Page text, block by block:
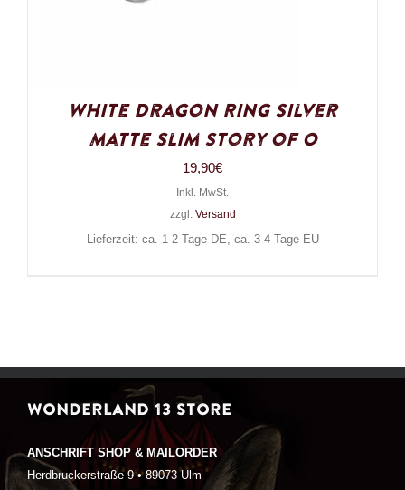
White Dragon Ring Silver
Matte Slim Story of O
19,90€
Inkl. MwSt.
zzgl. Versand
Lieferzeit: ca. 1-2 Tage DE, ca. 3-4 Tage EU
WONDERLAND 13 STORE
ANSCHRIFT SHOP & MAILORDER
Herdbruckerstraße 9 • 89073 Ulm